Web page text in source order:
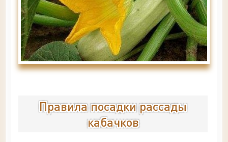
Правила посадки рассады
кабачков